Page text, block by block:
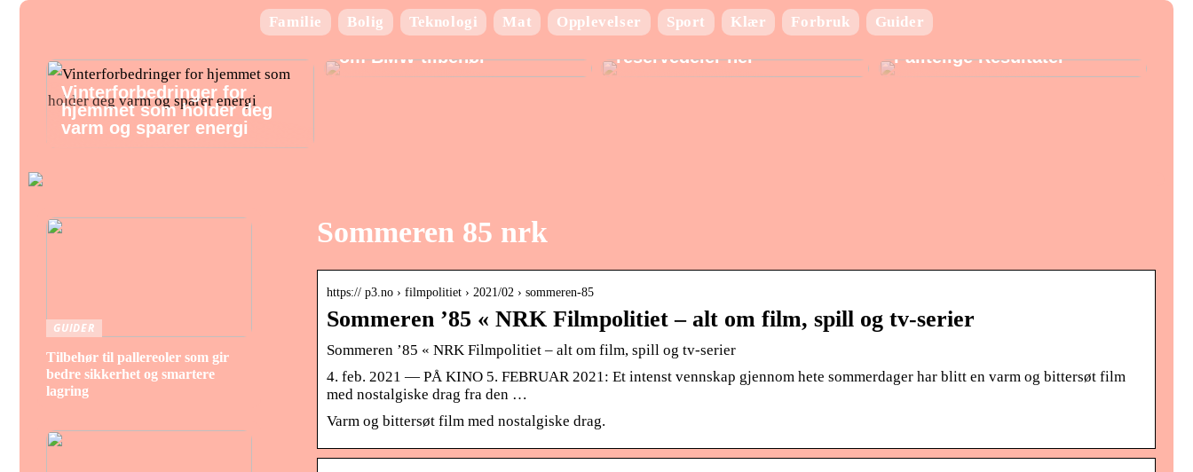
Familie Bolig Teknologi Mat Opplevelser Sport Klær Forbruk Guider
Vinterforbedringer for
hjemmet som holder deg
varm og sparer energi
Alt hvad du behøver at vide
om BMW tilbehør
Finn de beste BMW
reservedeler her
Laboratorie utstyr:
Nøkkelen til Presise og
Pålitelige Resultater
Sommeren 85 nrk
https:// p3.no › filmpolitiet › 2021/02 › sommeren-85
Sommeren ’85 « NRK Filmpolitiet – alt om film, spill og tv-serier
Sommeren ’85 « NRK Filmpolitiet – alt om film, spill og tv-serier
4. feb. 2021 — PÅ KINO 5. FEBRUAR 2021: Et intenst vennskap gjennom hete sommerdager har blitt en varm og bittersøt film
med nostalgiske drag fra den …
Varm og bittersøt film med nostalgiske drag.
GUIDER
Tilbehør til pallereoler som gir
bedre sikkerhet og smartere
lagring